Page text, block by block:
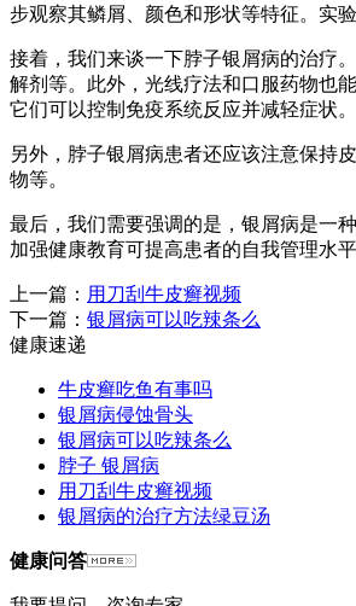
步观察其鳞屑、颜色和形状等特征。实
接着，我们来谈一下脖子银屑病的治疗
解剂等。此外，光线疗法和口服药物也
它们可以控制免疫系统反应并减轻症状
另外，脖子银屑病患者还应该注意保持
物等。
最后，我们需要强调的是，银屑病是一
加强健康教育可提高患者的自我管理水
上一篇： 用刀刮牛皮癣视频
下一篇： 银屑病可以吃辣条么
健康速递
牛皮癣吃鱼有事吗
银屑病侵蚀骨头
银屑病可以吃辣条么
脖子 银屑病
用刀刮牛皮癣视频
银屑病的治疗方法绿豆汤
健康问答